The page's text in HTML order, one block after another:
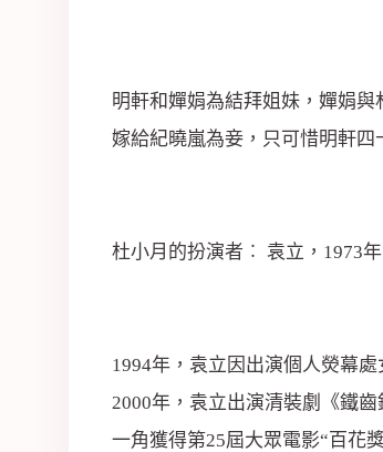
明軒和嬋娟為結拜姐妹，嬋娟
嫁給紀曉嵐為妾，只可惜明軒四
杜小月的扮演者︰ 袁立，1973
1994年，袁立因出演個人熒幕
2000年，袁立出演清裝劇《鐵
一角獲得第25屆大眾電影“百花